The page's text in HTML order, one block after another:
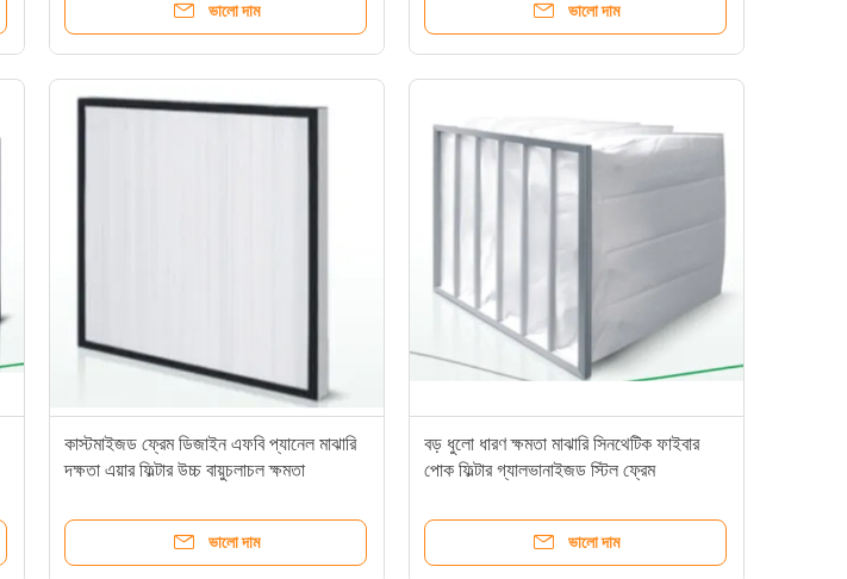
ভালো দাম ভালো দাম
কাস্টমাইজড ফ্রেম ডিজাইন এফবি প্যানেল মাঝারি
দক্ষতা এয়ার ফিল্টার উচ্চ বায়ুচলাচল ক্ষমতা
ভালো দাম
বড় ধুলো ধারণ ক্ষমতা মাঝারি সিনথেটিক ফাইবার
পোক ফিল্টার গ্যালভানাইজড স্টিল ফ্রেম
ভালো দাম